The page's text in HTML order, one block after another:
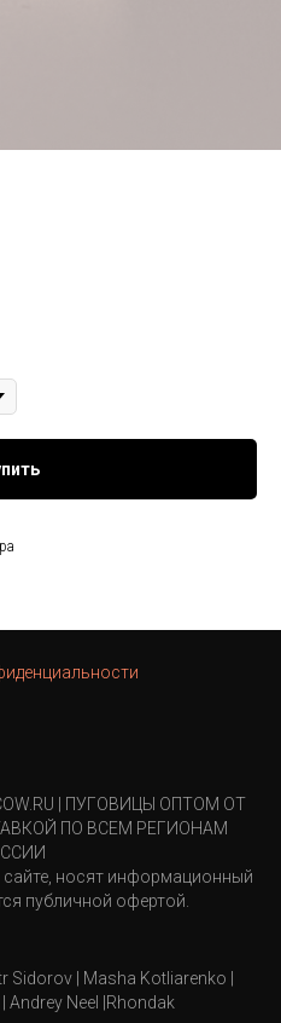
| ПУГОВИЦЫ ОПТОМ ОТ
ПО ВСЕМ РЕГИОНАМ
носят информационный
публичной офертой.
| Masha Kotliarenko |
Andrey Neel |Rhondak